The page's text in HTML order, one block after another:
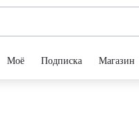
Моё Подписка Магазин